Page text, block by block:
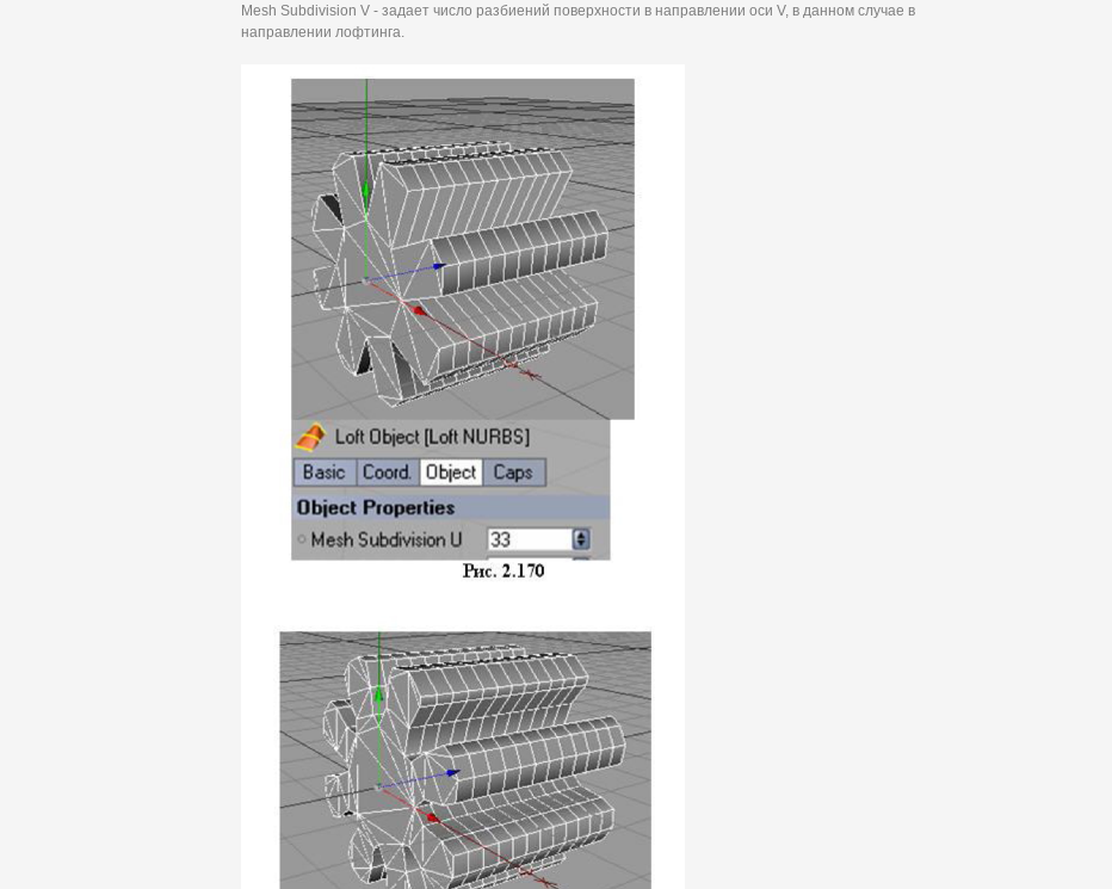
Mesh Subdivision V - задает число разбиений поверхности в направлении оси V, в данном случае в
направлении лофтинга.